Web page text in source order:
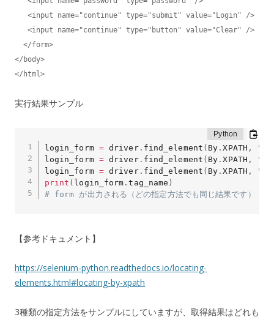
</body>
</html>
実行結果サンプル
login_form = driver. find_element ( By .XPATH ,
"/
login_form = driver. find_element ( By .XPATH ,
"//
login_form = driver. find_element ( By .XPATH ,
"//
print ( login_form .tag_name )
# form が出力される（どの指定方法でも同じ結果です）
【参考ドキュメント】
https://selenium-python.readthedocs.io/locating-
elements.html#locating-by-xpath
3種類の指定方法をサンプルにしていますが、取得結果はどれも